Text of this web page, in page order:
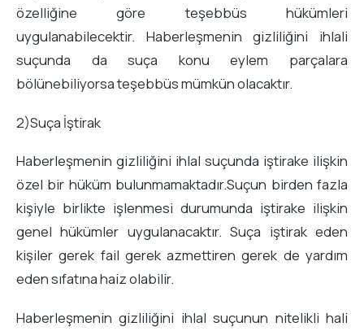
özelliğine göre teşebbüs hükümleri
uygulanabilecektir. Haberleşmenin gizliliğini ihlali
suçunda da suça konu eylem parçalara
bölünebiliyorsa teşebbüs mümkün olacaktır.
2)Suça İştirak
Haberleşmenin gizliliğini ihlal suçunda iştirake ilişkin
özel bir hüküm bulunmamaktadır.Suçun birden fazla
kişiyle birlikte işlenmesi durumunda iştirake ilişkin
genel hükümler uygulanacaktır. Suça iştirak eden
kişiler gerek fail gerek azmettiren gerek de yardım
eden sıfatına haiz olabilir.
Haberleşmenin gizliliğini ihlal suçunun nitelikli hali